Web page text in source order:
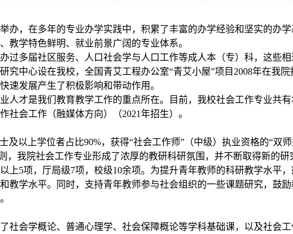
办，在多年的专业办学实践中，积累了丰富的办学经验和坚实的办学
教学特色鲜明、就业前景广阔的专业体系。
过多届社区服务、人口社会学与人口工作等成人本（专）科，这些
究中心设在我校，全国青艾工程办公室“青艾小屋”项目2008年在我
速发展产生了积极影响和带动作用。
人才是我们教育教学工作的重点所在。目前，我校社会工作专业共
社会工作（融媒体方向）（2021年招生）。
及以上学位者占比90%， 获得“社会工作师” （中级） 执业资格的“双
，我院社会工作专业形成了浓厚的教研科研氛围， 并不断取得新的研
上5项，厅局级7项，校级10余项。为提升青年教师的科研教学水平
教学水平。同时，支持青年教师参与社会组织的一些课题研究，鼓励
社会学概论、普通心理学、社会保障概论等学科基础课，以及社会